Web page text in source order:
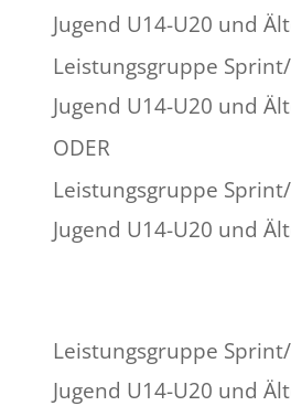
Jugend U14-U20 und
Leistungsgruppe
Jugend U14-U20 und
ODER
Leistungsgruppe
Jugend U14-U20 und
Leistungsgruppe
Jugend U14-U20 und